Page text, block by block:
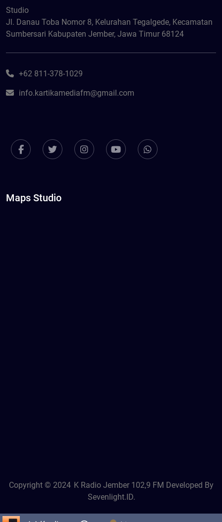
Studio
Jl. Danau Toba Nomor 8, Kelurahan Tegalgede, Kecamatan
Sumbersari Kabupaten Jember, Jawa Timur 68124
+62 811-378-1029
info.kartikamediafm@gmail.com
Maps Studio
Copyright © 2024 K Radio Jember 102,9 FM Developed By
Sevenlight.ID.